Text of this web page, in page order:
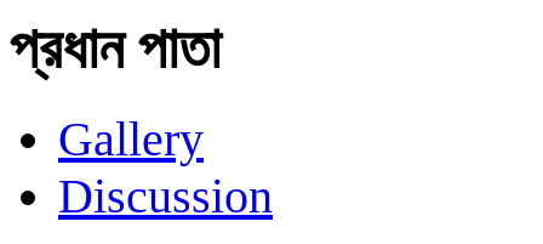
প্রধান পাতা
Gallery
Discussion